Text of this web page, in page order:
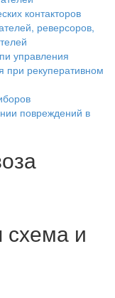
контакторов
реверсоров,
управления
при рекуперативном
повреждений в
схема и